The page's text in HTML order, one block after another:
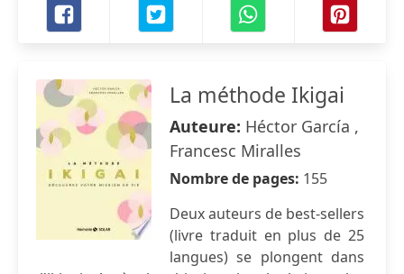
La méthode Ikigai
Auteure: Héctor García ,
Francesc Miralles
Nombre de pages: 155
Deux auteurs de best-sellers
(livre traduit en plus de 25
langues) se plongent dans